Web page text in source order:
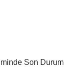
Son Durum